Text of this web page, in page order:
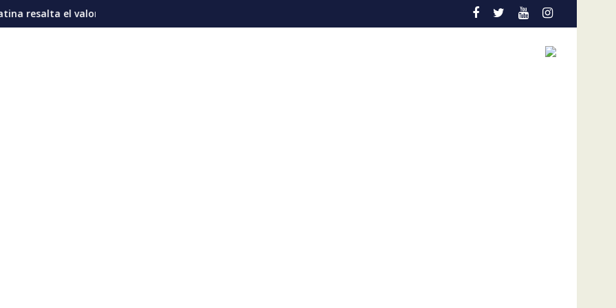
de “prolongar el poder” del Ejecutivo
proteína en la nutrición diaria del venezolano
Sub21 dorada La FVF ratifica su respaldo absoluto a Gianni